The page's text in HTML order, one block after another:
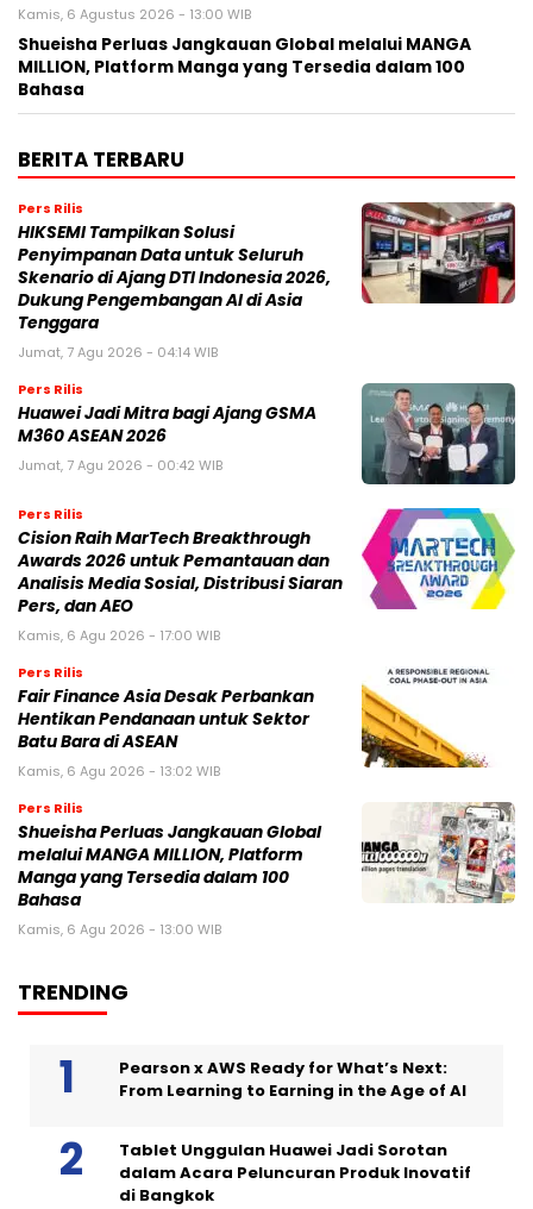
Kamis, 6 Agustus 2026 - 13:00 WIB
Shueisha Perluas Jangkauan Global melalui MANGA
MILLION, Platform Manga yang Tersedia dalam 100
Bahasa
BERITA TERBARU
Pers Rilis
HIKSEMI Tampilkan Solusi
Penyimpanan Data untuk Seluruh
Skenario di Ajang DTI Indonesia 2026,
Dukung Pengembangan AI di Asia
Tenggara
Jumat, 7 Agu 2026 - 04:14 WIB
Pers Rilis
Huawei Jadi Mitra bagi Ajang GSMA
M360 ASEAN 2026
Jumat, 7 Agu 2026 - 00:42 WIB
Pers Rilis
Cision Raih MarTech Breakthrough
Awards 2026 untuk Pemantauan dan
Analisis Media Sosial, Distribusi Siaran
Pers, dan AEO
Kamis, 6 Agu 2026 - 17:00 WIB
Pers Rilis
Fair Finance Asia Desak Perbankan
Hentikan Pendanaan untuk Sektor
Batu Bara di ASEAN
Kamis, 6 Agu 2026 - 13:02 WIB
Pers Rilis
Shueisha Perluas Jangkauan Global
melalui MANGA MILLION, Platform
Manga yang Tersedia dalam 100
Bahasa
Kamis, 6 Agu 2026 - 13:00 WIB
TRENDING
Pearson x AWS Ready for What’s Next:
From Learning to Earning in the Age of AI
Tablet Unggulan Huawei Jadi Sorotan
dalam Acara Peluncuran Produk Inovatif
di Bangkok